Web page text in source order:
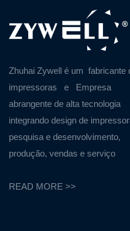
Zhuhai Zywell é um fabricante
impressoras
e
Empresa
abrangente de alta tecnologia
integrando design de
pesquisa e desenvolvimento,
produção, vendas e serviço
READ MORE >>